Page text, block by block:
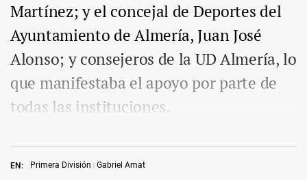
EN: Primera División Gabriel Amat
Martínez; y el concejal de Deportes del
Ayuntamiento de Almería, Juan José
Alonso; y consejeros de la UD Almería, lo
que manifestaba el apoyo por parte de
todas las instituciones.